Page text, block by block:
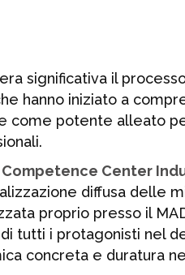
significativa il
hanno iniziato a
come potente alleato
Competence Center
diffusa delle
proprio presso il
di tutti i protagonisti nel
concreta e duratura